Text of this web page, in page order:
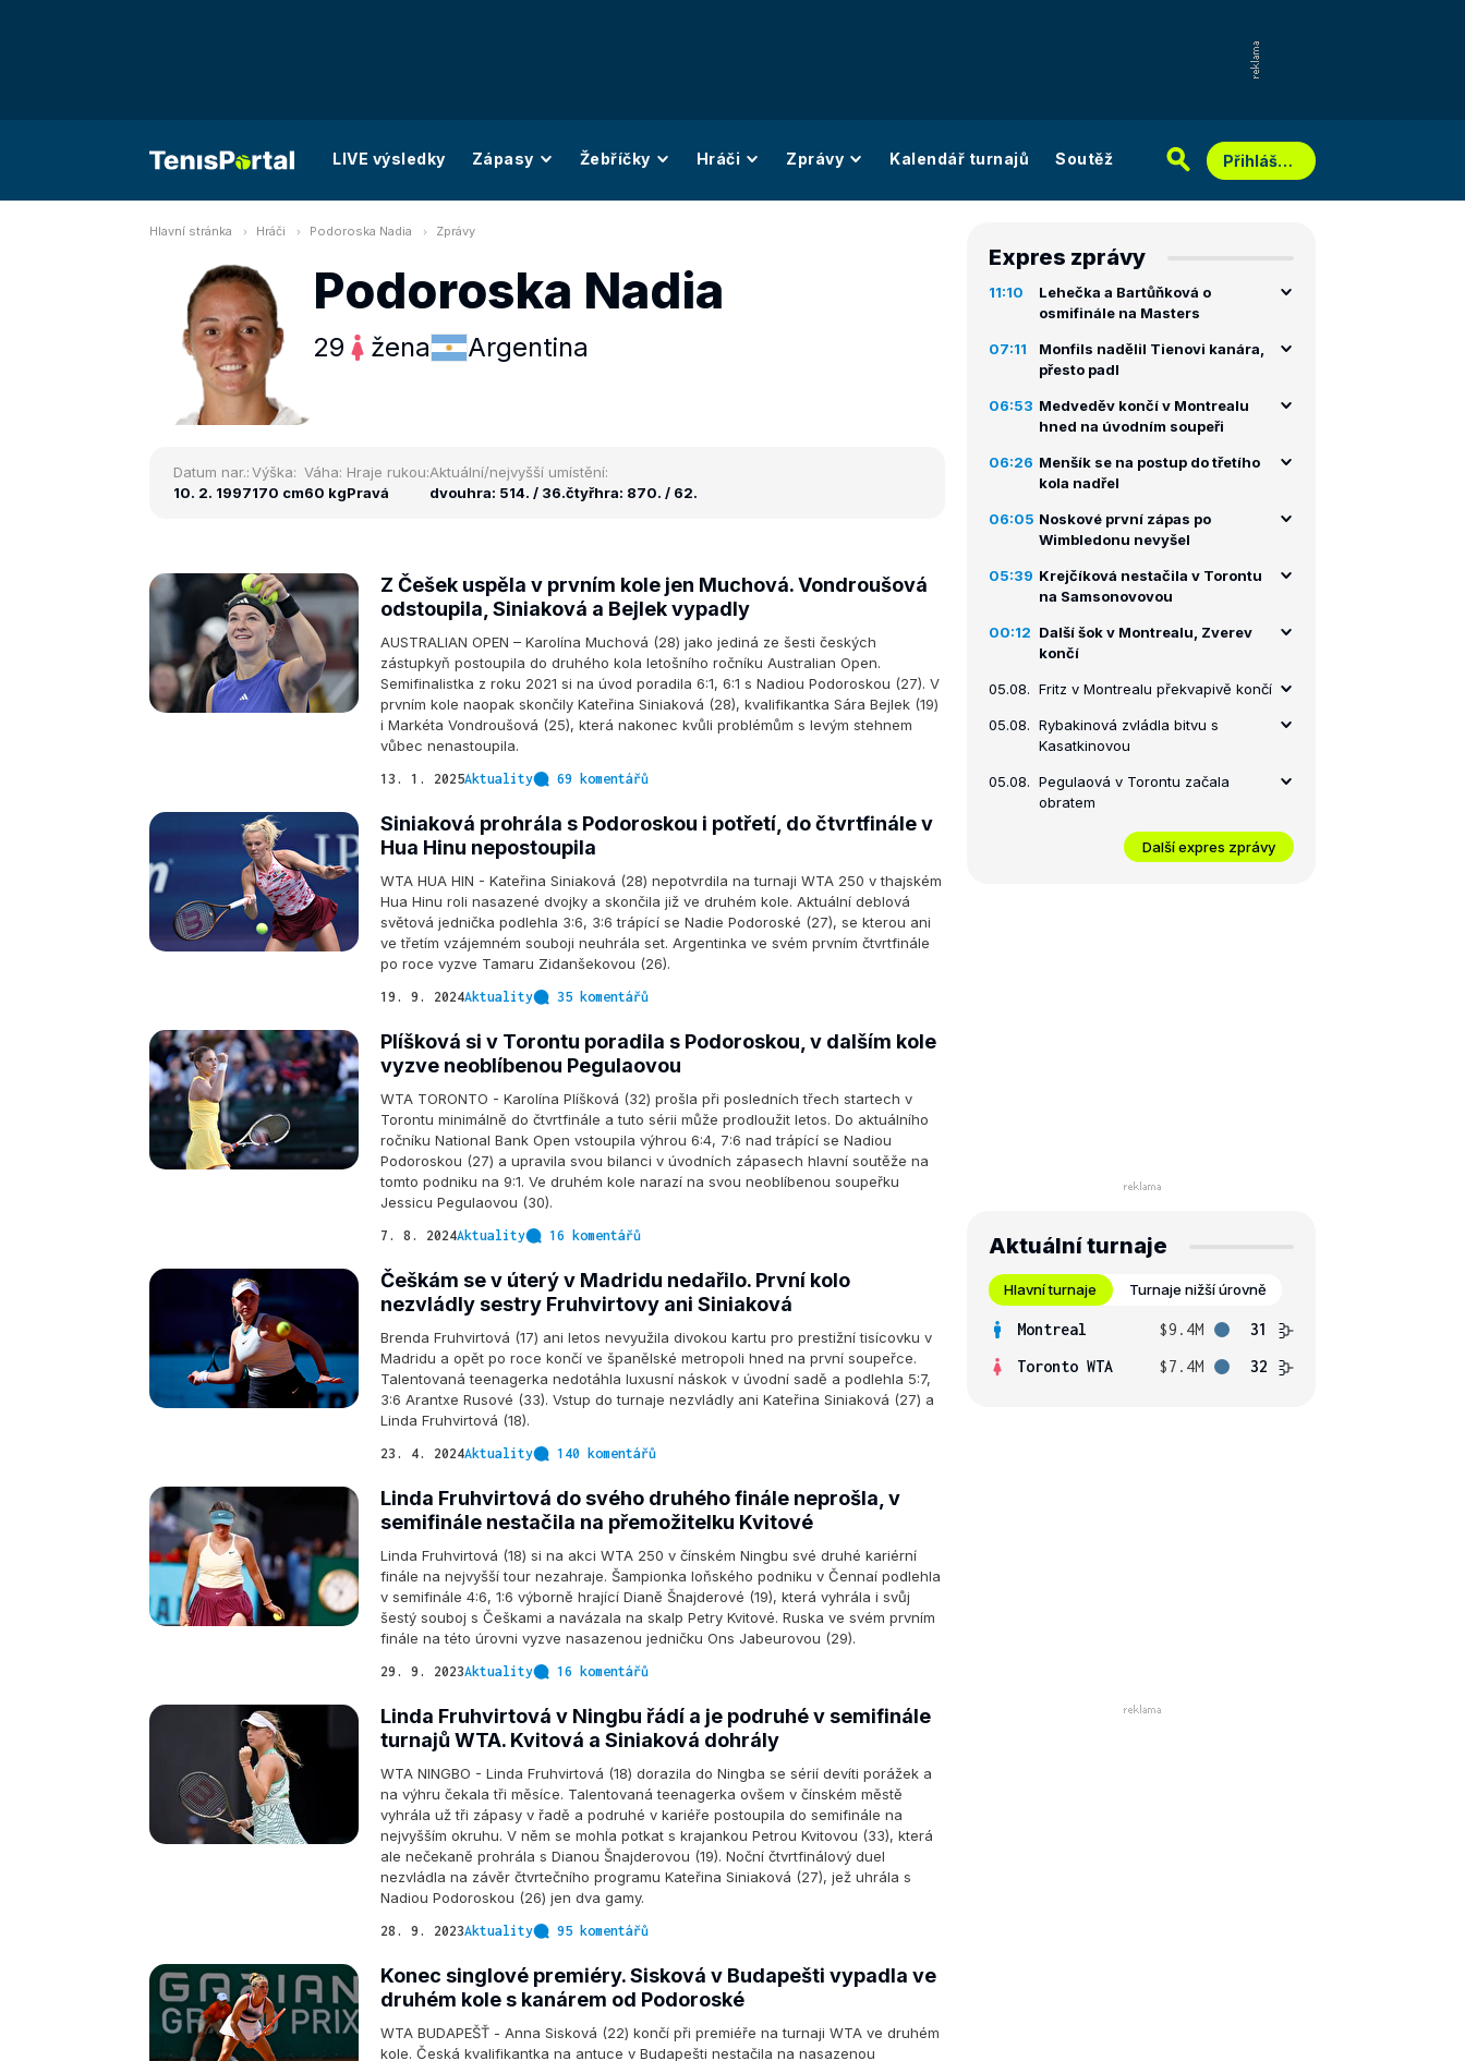
LIVE výsledky Zápasy Žebříčky Hráči Zprávy Kalendář turnajů Soutěž Přihlášení
Hlavní stránka Hráči Podoroska Nadia Zprávy
Podoroska Nadia
29 žena Argentina
Datum nar.:
10. 2. 1997
Výška:
170 cm
Váha:
60 kg
Hraje rukou:
Pravá
Aktuální/nejvyšší umístění:
dvouhra: 514. / 36.čtyřhra: 870. / 62.
Z Češek uspěla v prvním kole jen Muchová. Vondroušová
odstoupila, Siniaková a Bejlek vypadly
AUSTRALIAN OPEN – Karolína Muchová (28) jako jediná ze šesti českých
zástupkyň postoupila do druhého kola letošního ročníku Australian Open.
Semifinalistka z roku 2021 si na úvod poradila 6:1, 6:1 s Nadiou Podoroskou (27). V
prvním kole naopak skončily Kateřina Siniaková (28), kvalifikantka Sára Bejlek (19)
i Markéta Vondroušová (25), která nakonec kvůli problémům s levým stehnem
vůbec nenastoupila.
13. 1. 2025Aktuality 69 komentářů
Siniaková prohrála s Podoroskou i potřetí, do čtvrtfinále v
Hua Hinu nepostoupila
WTA HUA HIN - Kateřina Siniaková (28) nepotvrdila na turnaji WTA 250 v thajském
Hua Hinu roli nasazené dvojky a skončila již ve druhém kole. Aktuální deblová
světová jednička podlehla 3:6, 3:6 trápící se Nadie Podoroské (27), se kterou ani
ve třetím vzájemném souboji neuhrála set. Argentinka ve svém prvním čtvrtfinále
po roce vyzve Tamaru Zidanšekovou (26).
19. 9. 2024Aktuality 35 komentářů
Plíšková si v Torontu poradila s Podoroskou, v dalším kole
vyzve neoblíbenou Pegulaovou
WTA TORONTO - Karolína Plíšková (32) prošla při posledních třech startech v
Torontu minimálně do čtvrtfinále a tuto sérii může prodloužit letos. Do aktuálního
ročníku National Bank Open vstoupila výhrou 6:4, 7:6 nad trápící se Nadiou
Podoroskou (27) a upravila svou bilanci v úvodních zápasech hlavní soutěže na
tomto podniku na 9:1. Ve druhém kole narazí na svou neoblíbenou soupeřku
Jessicu Pegulaovou (30).
7. 8. 2024Aktuality 16 komentářů
Češkám se v úterý v Madridu nedařilo. První kolo
nezvládly sestry Fruhvirtovy ani Siniaková
Brenda Fruhvirtová (17) ani letos nevyužila divokou kartu pro prestižní tisícovku v
Madridu a opět po roce končí ve španělské metropoli hned na první soupeřce.
Talentovaná teenagerka nedotáhla luxusní náskok v úvodní sadě a podlehla 5:7,
3:6 Arantxe Rusové (33). Vstup do turnaje nezvládly ani Kateřina Siniaková (27) a
Linda Fruhvirtová (18).
23. 4. 2024Aktuality 140 komentářů
Linda Fruhvirtová do svého druhého finále neprošla, v
semifinále nestačila na přemožitelku Kvitové
Linda Fruhvirtová (18) si na akci WTA 250 v čínském Ningbu své druhé kariérní
finále na nejvyšší tour nezahraje. Šampionka loňského podniku v Čennaí podlehla
v semifinále 4:6, 1:6 výborně hrající Dianě Šnajderové (19), která vyhrála i svůj
šestý souboj s Češkami a navázala na skalp Petry Kvitové. Ruska ve svém prvním
finále na této úrovni vyzve nasazenou jedničku Ons Jabeurovou (29).
29. 9. 2023Aktuality 16 komentářů
Linda Fruhvirtová v Ningbu řádí a je podruhé v semifinále
turnajů WTA. Kvitová a Siniaková dohrály
WTA NINGBO - Linda Fruhvirtová (18) dorazila do Ningba se sérií devíti porážek a
na výhru čekala tři měsíce. Talentovaná teenagerka ovšem v čínském městě
vyhrála už tři zápasy v řadě a podruhé v kariéře postoupila do semifinále na
nejvyšším okruhu. V něm se mohla potkat s krajankou Petrou Kvitovou (33), která
ale nečekaně prohrála s Dianou Šnajderovou (19). Noční čtvrtfinálový duel
nezvládla na závěr čtvrtečního programu Kateřina Siniaková (27), jež uhrála s
Nadiou Podoroskou (26) jen dva gamy.
28. 9. 2023Aktuality 95 komentářů
Konec singlové premiéry. Sisková v Budapešti vypadla ve
druhém kole s kanárem od Podoroské
WTA BUDAPEŠŤ - Anna Sisková (22) končí při premiéře na turnaji WTA ve druhém
kole. Česká kvalifikantka na antuce v Budapešti nestačila na nasazenou
Expres zprávy
11:10
Lehečka a Bartůňková o
osmifinále na Masters
07:11
Monfils nadělil Tienovi kanára,
přesto padl
06:53 Medveděv končí v Montrealu
hned na úvodním soupeři
06:26 Menšík se na postup do třetího
kola nadřel
06:05 Noskové první zápas po
Wimbledonu nevyšel
05:39 Krejčíková nestačila v Torontu
na Samsonovovou
00:12 Další šok v Montrealu, Zverev
končí
05.08. Fritz v Montrealu překvapivě končí
05.08. Rybakinová zvládla bitvu s
Kasatkinovou
05.08. Pegulaová v Torontu začala
obratem
Další expres zprávy
Aktuální turnaje
Hlavní turnaje Turnaje nižší úrovně
Montreal $9.4M
31
Toronto WTA
$7.4M 32